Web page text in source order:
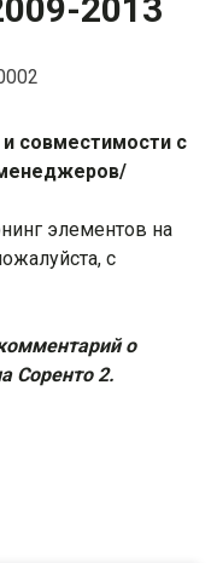
2013
совместимости с
элементов на
с
о
Соренто 2.